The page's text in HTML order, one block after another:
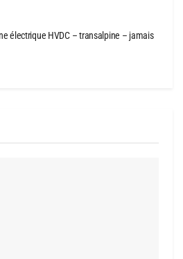
électrique HVDC – transalpine – jamais